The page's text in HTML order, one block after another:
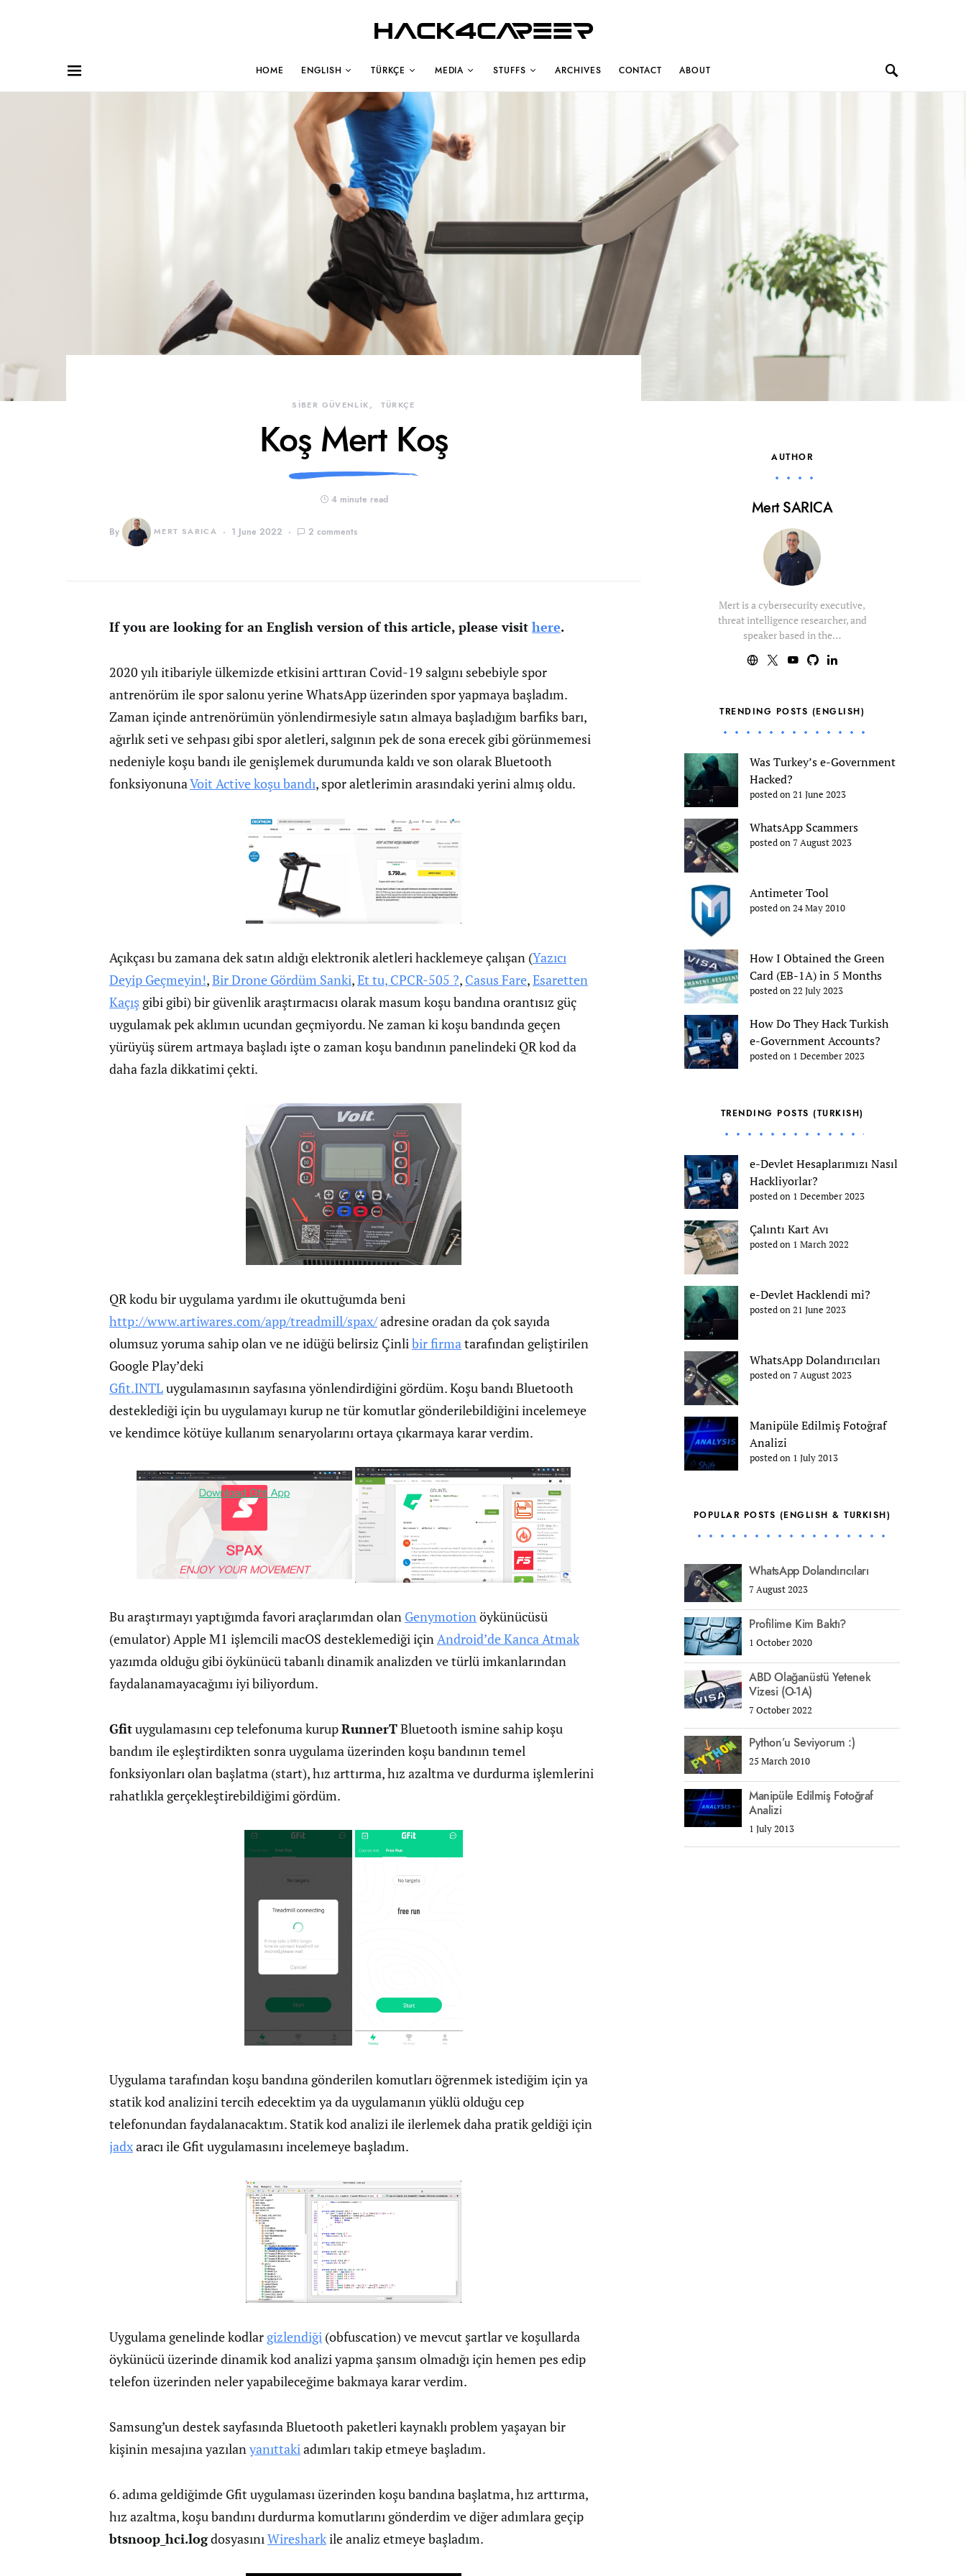
Hack4Career
HOME ENGLISH TÜRKÇE MEDIA STUFFS ARCHIVES CONTACT ABOUT
SİBER GÜVENLİK TÜRKÇE
Koş Mert Koş
4 minute read
By MERT SARICA 1 June 2022 2 comments
If you are looking for an English version of this article, please visit here.
2020 yılı itibariyle ülkemizde etkisini arttıran Covid-19 salgını sebebiyle spor
antrenörüm ile spor salonu yerine WhatsApp üzerinden spor yapmaya başladım.
Zaman içinde antrenörümün yönlendirmesiyle satın almaya başladığım barfiks barı,
ağırlık seti ve sehpası gibi spor aletleri, salgının pek de sona erecek gibi görünmemesi
nedeniyle koşu bandı ile genişlemek durumunda kaldı ve son olarak Bluetooth
fonksiyonunaVoit Active koşu bandı, spor aletlerimin arasındaki yerini almış oldu.
Açıkçası bu zamana dek satın aldığı elektronik aletleri hacklemeye çalışan (Yazıcı
Deyip Geçmeyin!,Bir Drone Gördüm Sanki,Et tu, CPCR-505 ?, Casus Fare,Esaretten
Kaçış gibi gibi) bir güvenlik araştırmacısı olarak masum koşu bandına orantısız güç
uygulamak pek aklımın ucundan geçmiyordu. Ne zaman ki koşu bandında geçen
yürüyüş sürem artmaya başladı işte o zaman koşu bandının panelindeki QR kod da
daha fazla dikkatimi çekti.
QR kodu bir uygulama yardımı ile okuttuğumda beni
http://www.artiwares.com/app/treadmill/spax/adresine oradan da çok sayıda
olumsuz yoruma sahip olan ve ne idüğü belirsiz Çinlibir firmatarafından geliştirilen
Google Play’deki
Gfit.INTLuygulamasının sayfasına yönlendirdiğini gördüm. Koşu bandı Bluetooth
desteklediği için bu uygulamayı kurup ne tür komutlar gönderilebildiğini incelemeye
ve kendimce kötüye kullanım senaryolarını ortaya çıkarmaya karar verdim.
Bu araştırmayı yaptığımda favori araçlarımdan olan Genymotionöykünücüsü
(emulator) Apple M1 işlemcili macOS desteklemediği içinAndroid’de Kanca Atmak
yazımda olduğu gibi öykünücü tabanlı dinamik analizden ve türlü imkanlarından
faydalanamayacağımı iyi biliyordum.
Gfituygulamasını cep telefonuma kurupRunnerTBluetooth ismine sahip koşu
bandım ile eşleştirdikten sonra uygulama üzerinden koşu bandının temel
fonksiyonları olan başlatma (start), hız arttırma, hız azaltma ve durdurma işlemlerini
rahatlıkla gerçekleştirebildiğimi gördüm.
Uygulama tarafından koşu bandına gönderilen komutları öğrenmek istediğim için ya
statik kod analizini tercih edecektim ya da uygulamanın yüklü olduğu cep
telefonundan faydalanacaktım. Statik kod analizi ile ilerlemek daha pratik geldiği için
jadxaracı ile Gfit uygulamasını incelemeye başladım.
Uygulama genelinde kodlar gizlendiği (obfuscation) ve mevcut şartlar ve koşullarda
öykünücü üzerinde dinamik kod analizi yapma şansım olmadığı için hemen pes edip
telefon üzerinden neler yapabileceğime bakmaya karar verdim.
Samsung’un destek sayfasında Bluetooth paketleri kaynaklı problem yaşayan bir
kişinin mesajına yazılanyanıttakiadımları takip etmeye başladım.
6. adıma geldiğimde Gfit uygulaması üzerinden koşu bandına başlatma, hız arttırma,
hız azaltma, koşu bandını durdurma komutlarını gönderdim ve diğer adımlara geçip
btsnoop_hci.logdosyasınıWiresharkile analiz etmeye başladım.
AUTHOR
Mert SARICA
Mert is a cybersecurity executive,
threat intelligence researcher, and
speaker based in the…
TRENDING POSTS (ENGLISH)
Was Turkey’s e-Government
Hacked?
posted on 21 June 2023
WhatsApp Scammers
posted on 7 August 2023
Antimeter Tool
posted on 24 May 2010
How I Obtained the Green
Card (EB-1A) in 5 Months
posted on 22 July 2023
How Do They Hack Turkish
e-Government Accounts?
posted on 1 December 2023
TRENDING POSTS (TURKISH)
e-Devlet Hesaplarımızı Nasıl
Hackliyorlar?
posted on 1 December 2023
Çalıntı Kart Avı
posted on 1 March 2022
e-Devlet Hacklendi mi?
posted on 21 June 2023
WhatsApp Dolandırıcıları
posted on 7 August 2023
Manipüle Edilmiş Fotoğraf
Analizi
posted on 1 July 2013
POPULAR POSTS (ENGLISH & TURKISH)
WhatsApp Dolandırıcıları
7 August 2023
Profilime Kim Baktı?
1 October 2020
ABD Olağanüstü Yetenek
Vizesi (O-1A)
7 October 2022
Python’u Seviyorum :)
25 March 2010
Manipüle Edilmiş Fotoğraf
Analizi
1 July 2013